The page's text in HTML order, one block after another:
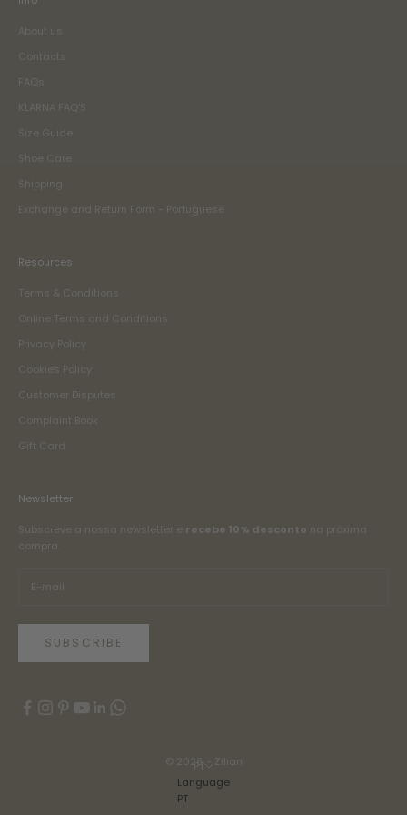
About us
Contacts
FAQs
KLARNA FAQ'S
Size Guide
Shoe Care
Shipping
Exchange and Return Form - Portuguese
Resources
Terms & Conditions
Online Terms and Conditions
Privacy Policy
Cookies Policy
Customer Disputes
Complaint Book
Gift Card
Newsletter
Subscreve a nossa newsletter e recebe 10% desconto na próxima
compra.
SUBSCRIBE
PT
Language
PT
© 2026 - Zilian